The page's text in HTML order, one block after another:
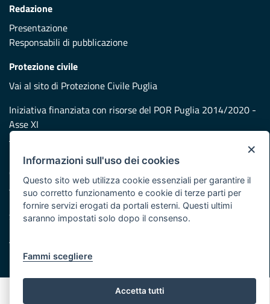
Redazione
Presentazione
Responsabili di pubblicazione
Protezione civile
Vai al sito di Protezione Civile Puglia
Iniziativa finanziata con risorse del POR Puglia 2014/2020 -
Asse XI
Note legali
Cookie e privacy
Atti di notifica
Feed RSS
Servizi Intranet
×
Informazioni sull'uso dei cookies
Questo sito web utilizza cookie essenziali per garantire il
suo corretto funzionamento e cookie di terze parti per
fornire servizi erogati da portali esterni. Questi ultimi
saranno impostati solo dopo il consenso.
Fammi scegliere
Accetta tutti